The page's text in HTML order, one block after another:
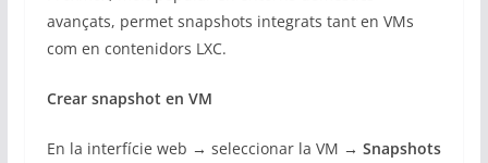
avançats, permet snapshots integrats tant en VMs
com en contenidors LXC.
Crear snapshot en VM
En la interfície web → seleccionar la VM → Snapshots